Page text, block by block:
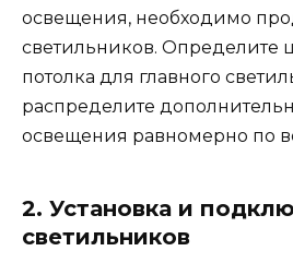
освещения, необходимо
светильников. Определите
потолка для главного
распределите
освещения равномерно по
2. Установка и
светильников